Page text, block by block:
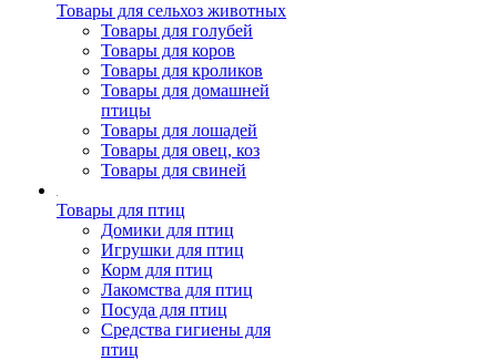
Товары для сельхоз животных
Товары для голубей
Товары для коров
Товары для кроликов
Товары для домашней
птицы
Товары для лошадей
Товары для овец, коз
Товары для свиней
Товары для птиц
Домики для птиц
Игрушки для птиц
Корм для птиц
Лакомства для птиц
Посуда для птиц
Средства гигиены для
птиц